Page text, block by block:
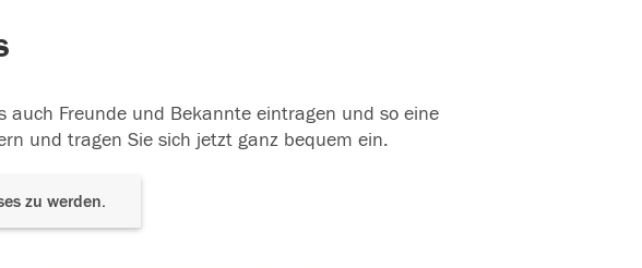
Freunde und Bekannte eintragen und so eine
und tragen Sie sich jetzt ganz bequem ein.
zu werden.